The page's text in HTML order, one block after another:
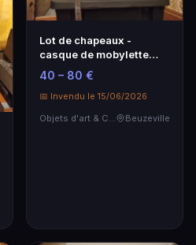
Lot de chapeaux -
casque de mobylette
Vintage
40 – 80 €
📅 Invendu le 15/06/2026
Objets d'art & Curiosités
Beuzeville